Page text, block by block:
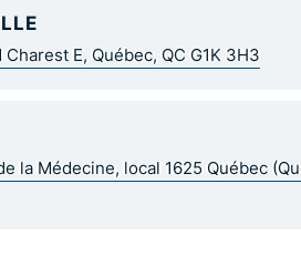
E, Québec, QC G1K 3H3
la Médecine, local 1625 Québec